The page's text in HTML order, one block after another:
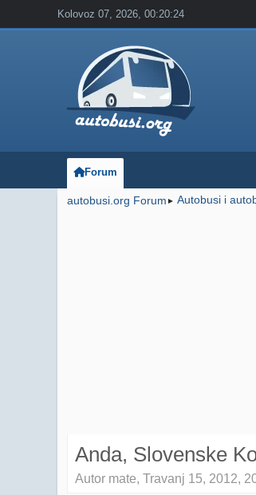
Kolovoz 07, 2026, 00:20:24
Forum
autobusi.org Forum ► Autobusi i
Anda, Slovenske
Autor mate, Travanj 15, 2012,